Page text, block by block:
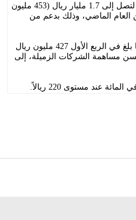
وفي المقابل، سجّلت الإيرادات الموحدة نمواً بنسبة 11.8 في المائة، لتصل إلى 1.7 مليار ريال (453 مليون
الربع الثاني من العام الماضي، وذلك بدعم من
وعلى أساس فصلي، ارتفع صافي الربح بنسبة 12.8 في المائة، بعدما بلغ في الربع الأول 427 مليون ريال
وتحسن مساهمة الشركات الزميلة، إلى